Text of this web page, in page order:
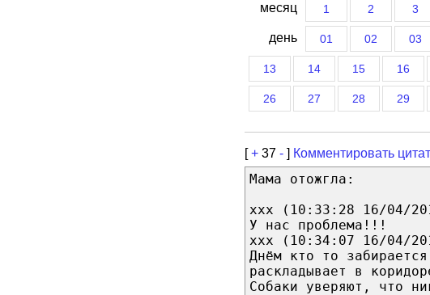
месяц 1 2 3
день 01 02 03
13 14 15 16
26 27 28 29
[+ 37 - ] Комментировать
Мама отожгла:
xxx (10:33:28 16/04/
У нас проблема!!!
xxx (10:34:07 16/04/
Днём кто то
раскладывает в
Собаки уверяют, что